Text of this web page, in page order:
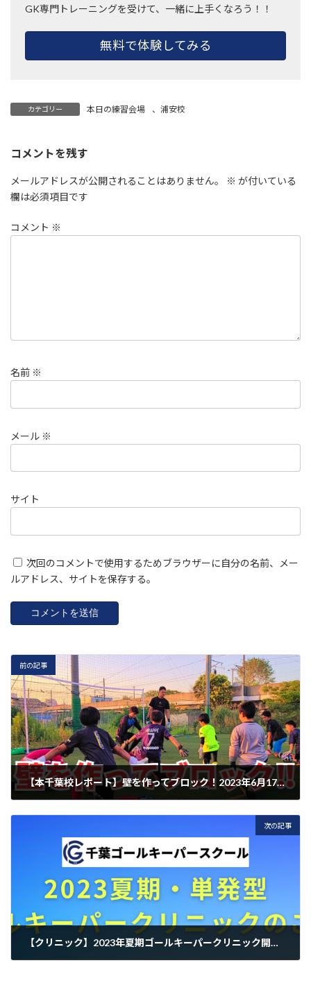
GK専門トレーニングを受けて、一緒に上手くなろう！！
無料で体験してみる
カテゴリー 本日の練習会場 、 浦安校
コメントを残す
メールアドレスが公開されることはありません。 ※ が付いている
欄は必須項目です
コメント ※
名前 ※
メール ※
サイト
次回のコメントで使用するためブラウザーに自分の名前、メー
ルアドレス、サイトを保存する。
前の記事
【本千葉校レポート】壁を作ってブロック！2023年6月17日千葉ゴールキーパースクール【1対1】
次の記事
【クリニック】2023年夏期ゴールキーパークリニック開催！【小3から小6】